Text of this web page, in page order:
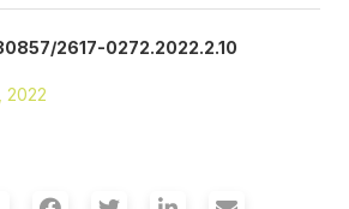
2617-0272.2022.2.10